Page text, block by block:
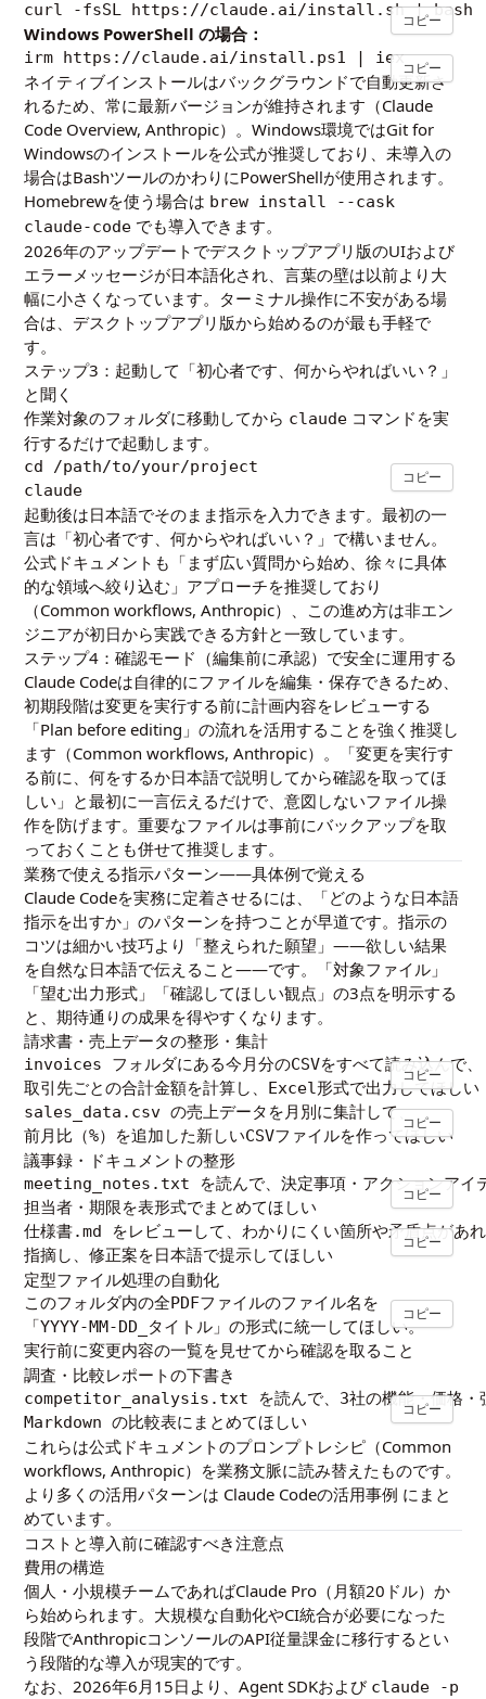
curl -fsSL https://claude.ai/install.sh | bash
コピー
Windows PowerShell の場合：
irm https://claude.ai/install.ps1 | iex
コピー
ネイティブインストールはバックグラウンドで自動更新さ
れるため、常に最新バージョンが維持されます（Claude
Code Overview, Anthropic）。Windows環境ではGit for
Windowsのインストールを公式が推奨しており、未導入の
場合はBashツールのかわりにPowerShellが使用されます。
Homebrewを使う場合は brew install --cask
claude-code でも導入できます。
2026年のアップデートでデスクトップアプリ版のUIおよび
エラーメッセージが日本語化され、言葉の壁は以前より大
幅に小さくなっています。ターミナル操作に不安がある場
合は、デスクトップアプリ版から始めるのが最も手軽で
す。
ステップ3：起動して「初心者です、何からやればいい？」
と聞く
作業対象のフォルダに移動してから claude コマンドを実
行するだけで起動します。
cd /path/to/your/project
claude
コピー
起動後は日本語でそのまま指示を入力できます。最初の一
言は「初心者です、何からやればいい？」で構いません。
公式ドキュメントも「まず広い質問から始め、徐々に具体
的な領域へ絞り込む」アプローチを推奨しており
（Common workflows, Anthropic）、この進め方は非エン
ジニアが初日から実践できる方針と一致しています。
ステップ4：確認モード（編集前に承認）で安全に運用する
Claude Codeは自律的にファイルを編集・保存できるため、
初期段階は変更を実行する前に計画内容をレビューする
「Plan before editing」の流れを活用することを強く推奨し
ます（Common workflows, Anthropic）。「変更を実行す
る前に、何をするか日本語で説明してから確認を取ってほ
しい」と最初に一言伝えるだけで、意図しないファイル操
作を防げます。重要なファイルは事前にバックアップを取
っておくことも併せて推奨します。
業務で使える指示パターン——具体例で覚える
Claude Codeを実務に定着させるには、「どのような日本語
指示を出すか」のパターンを持つことが早道です。指示の
コツは細かい技巧より「整えられた願望」——欲しい結果
を自然な日本語で伝えること——です。「対象ファイル」
「望む出力形式」「確認してほしい観点」の3点を明示する
と、期待通りの成果を得やすくなります。
請求書・売上データの整形・集計
invoices フォルダにある今月分のCSVをすべて読み込んで、
取引先ごとの合計金額を計算し、Excel形式で出力してほしい
コピー
sales_data.csv の売上データを月別に集計して、
前月比（%）を追加した新しいCSVファイルを作ってほしい
コピー
議事録・ドキュメントの整形
meeting_notes.txt を読んで、決定事項・アクションアイ
担当者・期限を表形式でまとめてほしい
コピー
仕様書.md をレビューして、わかりにくい箇所や矛盾点があ
指摘し、修正案を日本語で提示してほしい
コピー
定型ファイル処理の自動化
このフォルダ内の全PDFファイルのファイル名を
「YYYY-MM-DD_タイトル」の形式に統一してほしい。
実行前に変更内容の一覧を見せてから確認を取ること
コピー
調査・比較レポートの下書き
competitor_analysis.txt を読んで、3社の機能・価格・
Markdown の比較表にまとめてほしい
コピー
これらは公式ドキュメントのプロンプトレシピ（Common
workflows, Anthropic）を業務文脈に読み替えたものです。
より多くの活用パターンは Claude Codeの活用事例 にまと
めています。
コストと導入前に確認すべき注意点
費用の構造
個人・小規模チームであればClaude Pro（月額20ドル）か
ら始められます。大規模な自動化やCI統合が必要になった
段階でAnthropicコンソールのAPI従量課金に移行するとい
う段階的な導入が現実的です。
なお、2026年6月15日より、Agent SDKおよび claude -p